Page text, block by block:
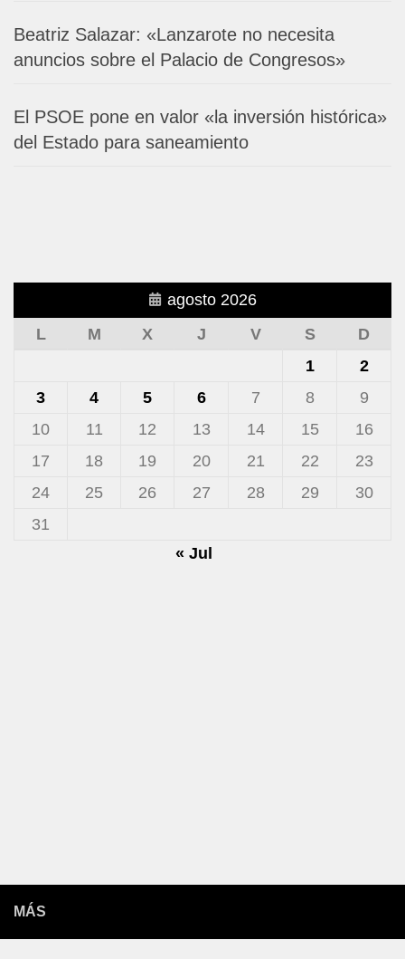
Beatriz Salazar: «Lanzarote no necesita
anuncios sobre el Palacio de Congresos»
El PSOE pone en valor «la inversión histórica»
del Estado para saneamiento
agosto 2026
L
M X J V S
D
1
2
3
4 5 6 7 8
9
10
11 12 13 14 15
16
17
18 19 20 21 22
23
24
25 26 27 28 29
30
31
« Jul
MÁS